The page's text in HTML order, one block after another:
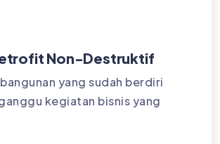
Non-Destruktif
yang sudah berdiri
kegiatan bisnis yang